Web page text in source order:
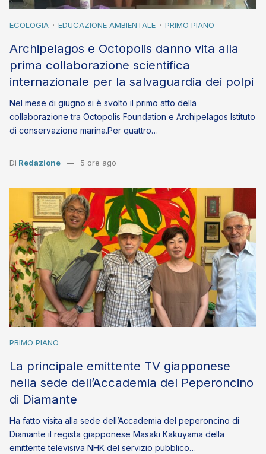
ECOLOGIA EDUCAZIONE AMBIENTALE PRIMO PIANO
Archipelagos e Octopolis danno vita alla
prima collaborazione scientifica
internazionale per la salvaguardia dei polpi
Nel mese di giugno si è svolto il primo atto della
collaborazione tra Octopolis Foundation e Archipelagos Istituto
di conservazione marina.Per quattro…
Di Redazione 5 ore ago
PRIMO PIANO
La principale emittente TV giapponese
nella sede dell’Accademia del Peperoncino
di Diamante
Ha fatto visita alla sede dell’Accademia del peperoncino di
Diamante il regista giapponese Masaki Kakuyama della
emittente televisiva NHK del servizio pubblico…